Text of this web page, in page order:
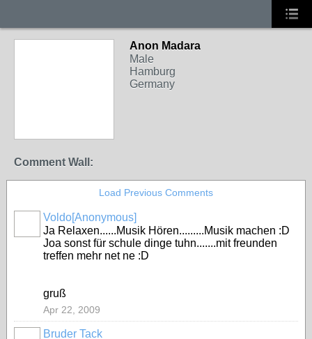
Anon Madara
Male
Hamburg
Germany
Comment Wall:
Load Previous Comments
Voldo[Anonymous]
Ja Relaxen......Musik Hören.........Musik machen :D
Joa sonst für schule dinge tuhn.......mit freunden
treffen mehr net ne :D
gruß
Apr 22, 2009
Bruder Tack